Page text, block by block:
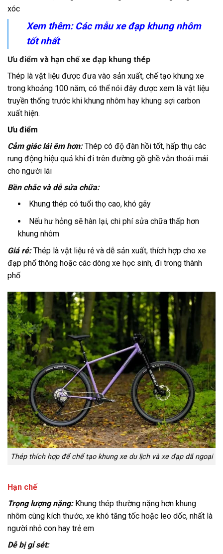
xóc
Xem thêm: Các mẫuxe đạp khung nhôm
tốt nhất
Ưu điểm và hạn chế xe đạp khung thép
Thép là vật liệu được đưa vào sản xuất, chế tạo khung xe
trong khoảng 100 năm, có thể nói đây được xem là vật liệu
truyền thống trước khi khung nhôm hay khung sợi carbon
xuất hiện.
Ưu điểm
Cảm giác lái êm hơn:Thép có độ đàn hồi tốt, hấp thụ các
rung động hiệu quả khi đi trên đường gồ ghề vẫn thoải mái
cho người lái
Bền chắc và dễ sửa chữa:
Khung thép có tuổi thọ cao, khó gãy
Nếu hư hỏng sẽ hàn lại, chi phí sửa chữa thấp hơn
khung nhôm
Giá rẻ:Thép là vật liệu rẻ và dễ sản xuất, thích hợp cho xe
đạp phổ thông hoặc các dòng xe học sinh, đi trong thành
phố
Thép thích hợp để chế tạo khung xe du lịch và xe đạp dã ngoại
Hạn chế
Trọng lượng nặng: Khung thép thường nặng hơn khung
nhôm cùng kích thước, xe khó tăng tốc hoặc leo dốc, nhất là
người nhỏ con hay trẻ em
Dễ bị gỉ sét: